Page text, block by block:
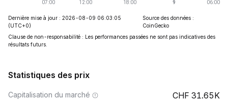
Dernière mise à jour : 2026-08-09 06:03:05
(UTC+0)
Source des données :
CoinGecko
Clause de non-responsabilité : Les performances passées ne sont pas indicatives des
résultats futurs.
Statistiques des prix
Capitalisation du marché 31.65K